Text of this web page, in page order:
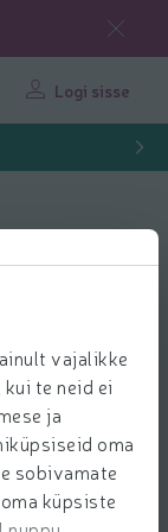
vajalikke
te neid ei
ja
oma
sobivamate
küpsiste
Logi sisse